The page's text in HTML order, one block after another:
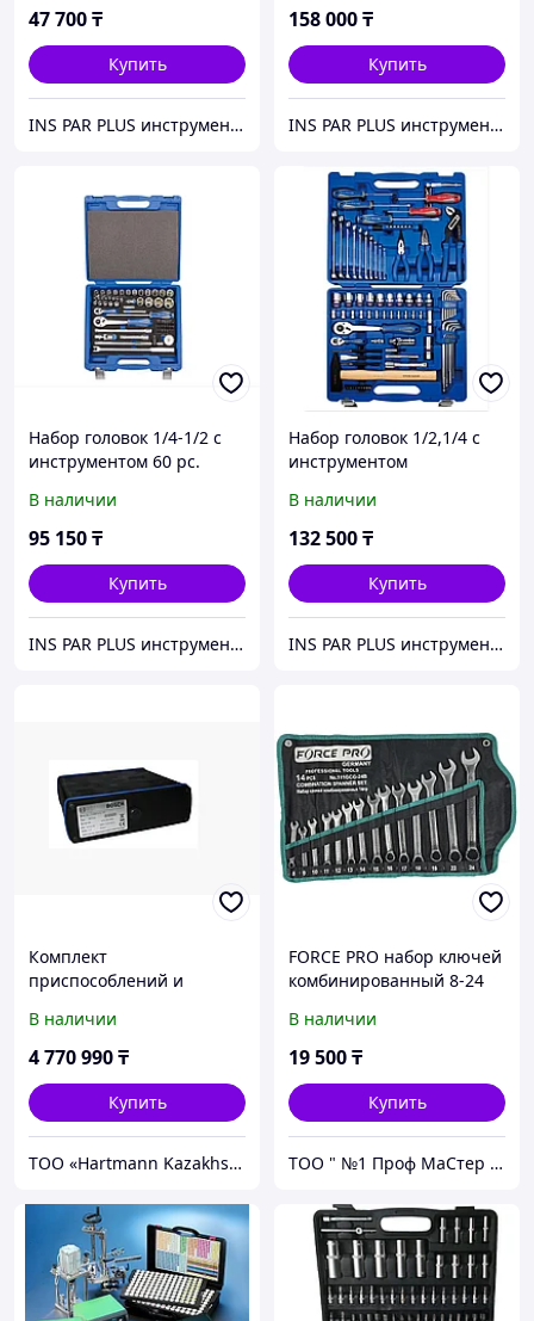
47 700₸
Купить
INS PAR PLUS инструмент профессиональный
158 000₸
Купить
INS PAR PLUS инструмент профессиональный
Набор головок 1/4-1/2 с
инструментом 60 рс.
В наличии
95 150₸
Купить
INS PAR PLUS инструмент профессиональный
Набор головок 1/2,1/4 с
инструментом
В наличии
132 500₸
Купить
INS PAR PLUS инструмент профессиональный
Комплект
приспособлений и
инструмента М-118
В наличии
4 770 990₸
Купить
ТОО «Hartmann Kazakhstan»
FORCE PRO набор ключей
комбинированный 8-24
В наличии
19 500₸
Купить
ТОО " №1 Проф МаСтер ZNZS"